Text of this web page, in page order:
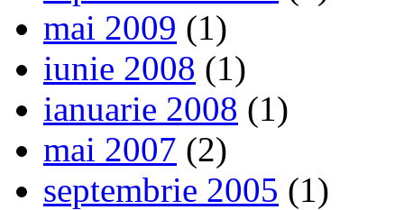
mai 2009 (1)
iunie 2008 (1)
ianuarie 2008 (1)
mai 2007 (2)
septembrie 2005 (1)